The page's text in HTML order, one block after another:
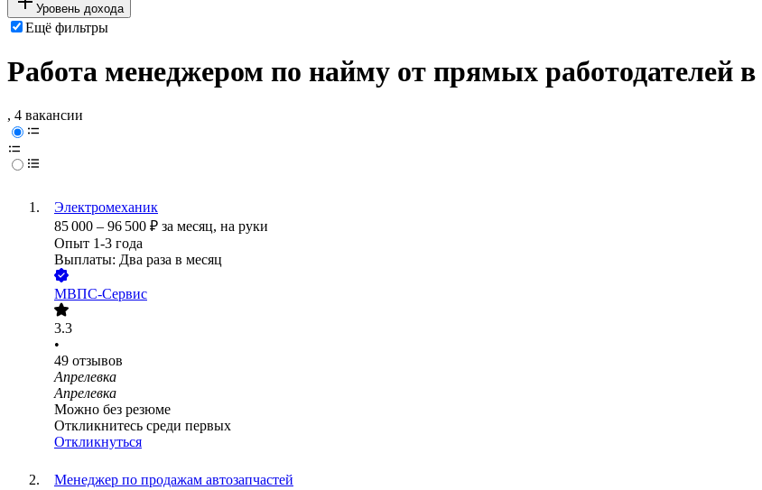
Уровень дохода
Ещё фильтры
Работа менеджером по найму от прямых работодателей
, 4 вакансии
Электромеханик
85 000 – 96 500 ₽ за месяц, на руки
Опыт 1-3 года
Выплаты: Два раза в месяц
МВПС-Сервис
3.3
•
49 отзывов
Апрелевка
Апрелевка
Можно без резюме
Откликнитесь среди первых
Откликнуться
Менеджер по продажам автозапчастей